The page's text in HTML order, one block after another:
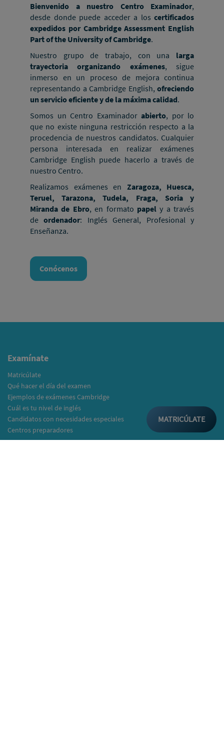
Bienvenido a nuestro Centro Examinador,
desde donde puede acceder a los certificados
expedidos por Cambridge Assessment English
Part of the University of Cambridge.
Nuestro grupo de trabajo, con una larga
trayectoria organizando exámenes, sigue
inmerso en un proceso de mejora continua
representando a Cambridge English, ofreciendo
un servicio eficiente y de la máxima calidad.
Somos un Centro Examinador abierto, por lo
que no existe ninguna restricción respecto a la
procedencia de nuestros candidatos. Cualquier
persona interesada en realizar exámenes
Cambridge English puede hacerlo a través de
nuestro Centro.
Realizamos exámenes en Zaragoza, Huesca,
Teruel, Tarazona, Tudela, Fraga, Soria y
Miranda de Ebro, en formato papely a través
deordenador: Inglés General, Profesional y
Enseñanza.
Conócenos
Examínate
Matricúlate
Qué hacer el día del examen
Ejemplos de exámenes Cambridge
Cuál es tu nivel de inglés
Candidatos con necesidades especiales
Centros preparadores
MATRICÚLATE